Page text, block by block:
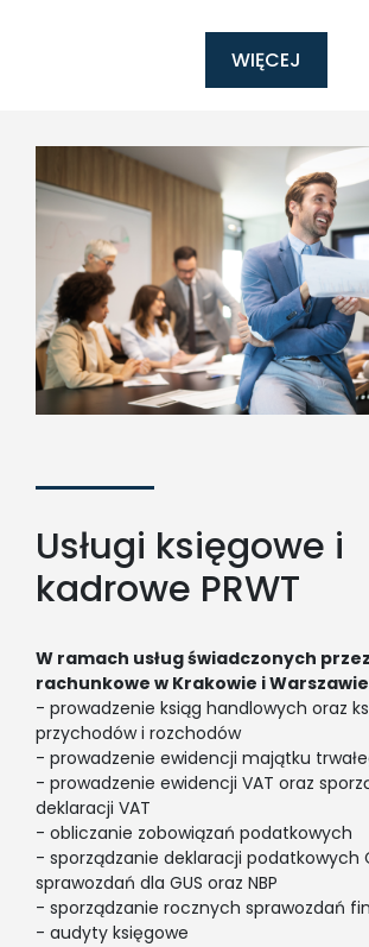
WIĘCEJ
Usługi księgowe i
kadrowe PRWT
W ramach usług świadczonych
rachunkowe w Krakowie i
- prowadzenie ksiąg handlowych oraz
przychodów i rozchodów
- prowadzenie ewidencji majątku
- prowadzenie ewidencji VAT oraz
deklaracji VAT
- obliczanie zobowiązań podatkowych
- sporządzanie deklaracji podatkowych
sprawozdań dla GUS oraz NBP
- sporządzanie rocznych sprawozdań
- audyty księgowe